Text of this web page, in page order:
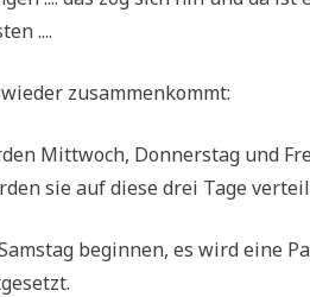
....
zusammenkommt:
Mitt­woch, Don­ners­tag und
sie auf die­se drei Tage
begin­nen, es wird eine